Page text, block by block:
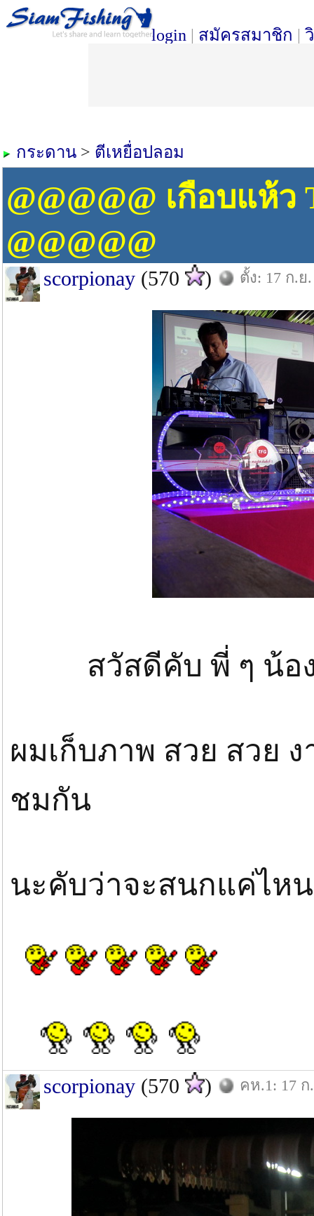
login | สมัครสมาชิก |
กระดาน > ตีเหยื่อปลอม
@@@@@ เกือบแห้
@@@@@
scorpionay (570 ) ตั้ง: 17 ก.ย
สวัสดีคับ พี่ ๆ น้อง
ผมเก็บภาพ สวย สวย
ชมกัน
นะคับว่าจะสนกแค่ไหน
scorpionay (570 ) คห.1: 17 ก